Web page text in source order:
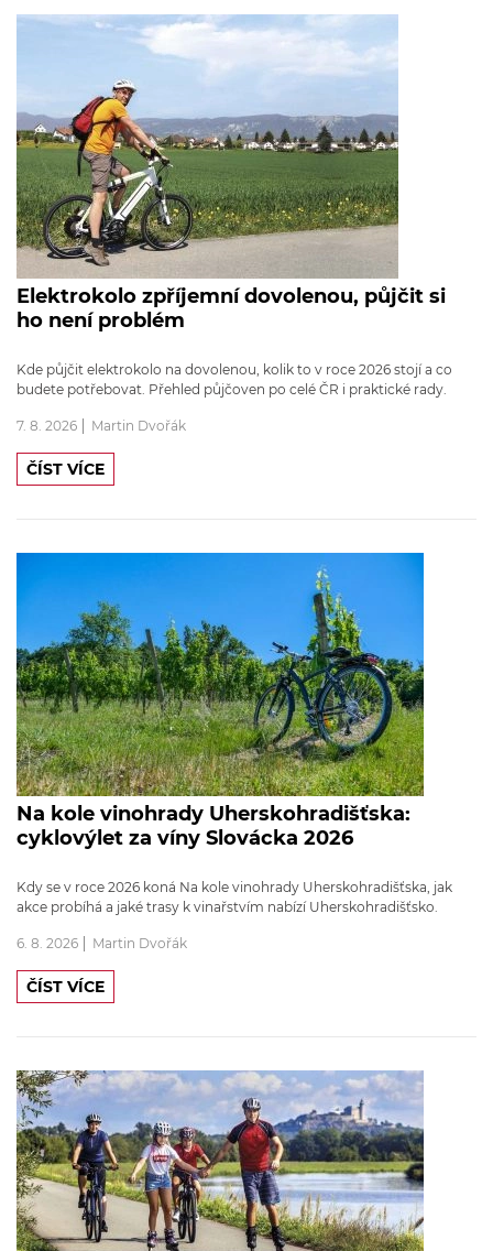
Elektrokolo zpříjemní dovolenou, půjčit si
ho není problém
Kde půjčit elektrokolo na dovolenou, kolik to v roce 2026 stojí a co
budete potřebovat. Přehled půjčoven po celé ČR i praktické rady.
7. 8. 2026 Martin Dvořák
ČÍST VÍCE
Na kole vinohrady Uherskohradišťska:
cyklovýlet za víny Slovácka 2026
Kdy se v roce 2026 koná Na kole vinohrady Uherskohradišťska, jak
akce probíhá a jaké trasy k vinařstvím nabízí Uherskohradišťsko.
6. 8. 2026 Martin Dvořák
ČÍST VÍCE